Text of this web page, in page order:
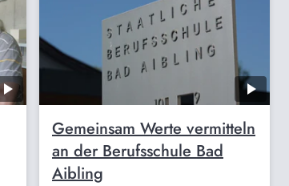
Gemeinsam Werte vermitteln
an der Berufsschule Bad
Aibling